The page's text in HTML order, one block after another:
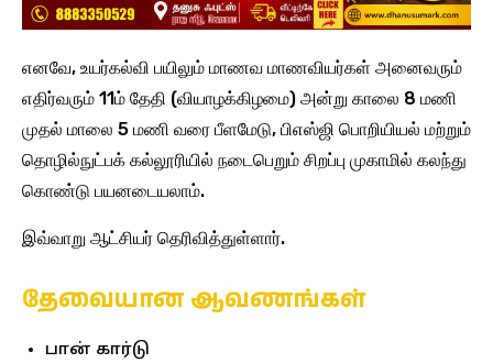
எனவே, உயர்கல்வி பயிலும் மாணவ மாணவியர்கள் அனைவரும்
எதிர்வரும் 11ம் தேதி (வியாழக்கிழமை) அன்று காலை 8 மணி
முதல் மாலை 5 மணி வரை பீளமேடு, பிஎஸ்ஜி பொறியியல் மற்றும்
தொழில்நுட்பக் கல்லூரியில் நடைபெறும் சிறப்பு முகாமில் கலந்து
கொண்டு பயனடையலாம்.
இவ்வாறு ஆட்சியர் தெரிவித்துள்ளார்.
தேவையான ஆவணங்கள்
பான் கார்டு